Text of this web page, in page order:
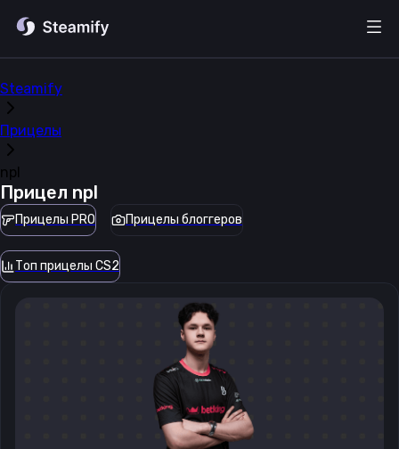
Steamify
Прицелы
npl
Прицел npl
Прицелы PRO Прицелы блоггеров
Топ прицелы CS2